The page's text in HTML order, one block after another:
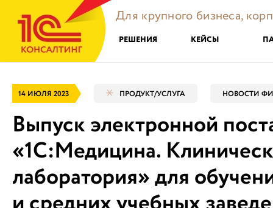
Для крупного бизнеса,
РЕШЕНИЯ КЕЙСЫ
14 ИЮЛЯ 2023 ПРОДУКТ/УСЛУГА НОВОСТИ
Выпуск электронной
«1С:Медицина.
лаборатория» для